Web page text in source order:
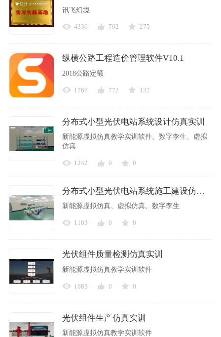
讯飞幻境
4330 702 275
纵横公路工程造价管理软件V10.1
2018公路定额
1766 772 132
分布式小型光伏电站系统设计仿真实训
新能源虚拟仿真教学实训软件、数字孪生、虚拟
仿真
1242 0 0
分布式小型光伏电站系统施工建设仿真实训
新能源虚拟仿真、虚拟仿真、数字孪生
1103 0 0
光伏组件质量检测仿真实训
新能源虚拟仿真教学实训软件
1083 0 0
光伏组件生产仿真实训
新能源虚拟仿真教学实训软件